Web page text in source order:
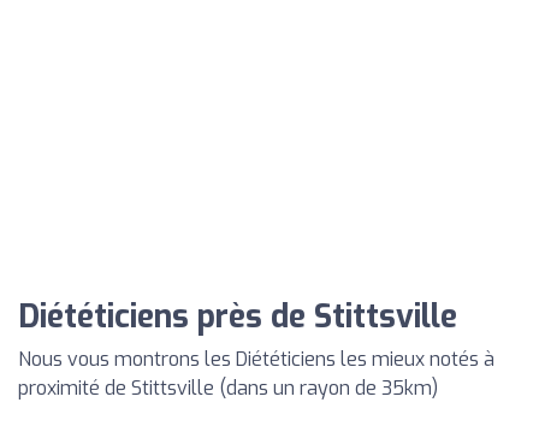
Diététiciens près de Stittsville
Nous vous montrons les Diététiciens les mieux notés à
proximité de Stittsville (dans un rayon de 35km)